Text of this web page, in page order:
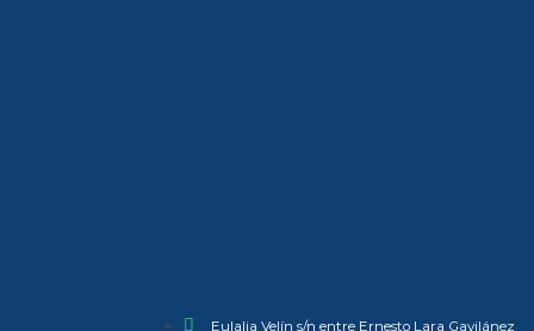
Eulalia Velín s/n entre Ernesto Lara Gavilánez